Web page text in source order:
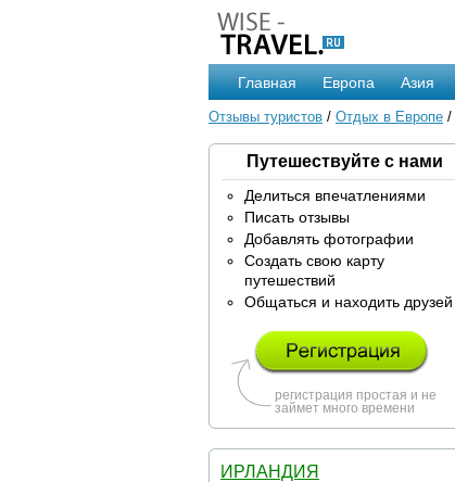
Главная Европа Азия
Отзывы туристов / Отдых в Европе /
Путешествуйте с нами
Делиться впечатлениями
Писать отзывы
Добавлять фотографии
Создать свою карту
путешествий
Общаться и находить друзей
регистрация простая и не
займет много времени
ИРЛАНДИЯ